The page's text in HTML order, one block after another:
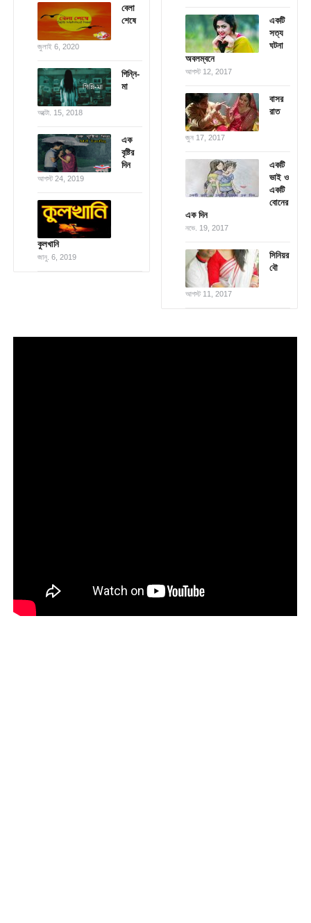
বেলা
শেষে
জুলাই 6, 2020
গিন্নি-
মা
অক্টো. 15, 2018
এক
বৃষ্টির
দিন
আগস্ট 24, 2019
কুলখানি
জানু. 6, 2019
একটি
সত্য
ঘটনা
অবলম্বনে
আগস্ট 12, 2017
বাসর
রাত
জুন 17, 2017
একটি
ভাই ও
একটি
বোনের
এক দিন
নভে. 19, 2017
সিনিয়র
বৌ
আগস্ট 11, 2017